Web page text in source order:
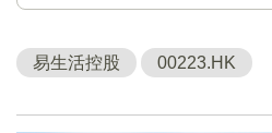
易生活控股 00223.HK